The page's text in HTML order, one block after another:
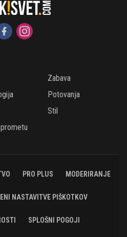
Zabava
Potovanja
Stil
PRO PLUS MODERIRANJE
NASTAVITVE PIŠKOTKOV
SPLOŠNI POGOJI